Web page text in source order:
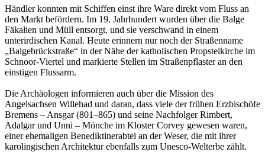
Händler konnten mit Schiffen einst ihre Ware direkt vom Fluss an
den Markt befördern. Im 19. Jahrhundert wurden über die Balge
Fäkalien und Müll entsorgt, und sie verschwand in einem
unterirdischen Kanal. Heute erinnern nur noch der Straßenname
„Balgebrückstraße“ in der Nähe der katholischen Props­teikirche im
Schnoor-Viertel und markierte Stellen im Straßenpflaster an den
einstigen Flussarm.
Die Archäologen informieren auch über die Mission des
Angelsachsen Willehad und daran, dass viele der frühen Erzbischöfe
Bremens – Ansgar (801–865) und seine Nachfolger Rimbert,
Adalgar und Unni – Mönche im Kloster Corvey gewesen waren,
einer ehemaligen Benediktinerabtei an der Weser, die mit ihrer
karolingischen Architektur ebenfalls zum Unesco-Welterbe zählt.